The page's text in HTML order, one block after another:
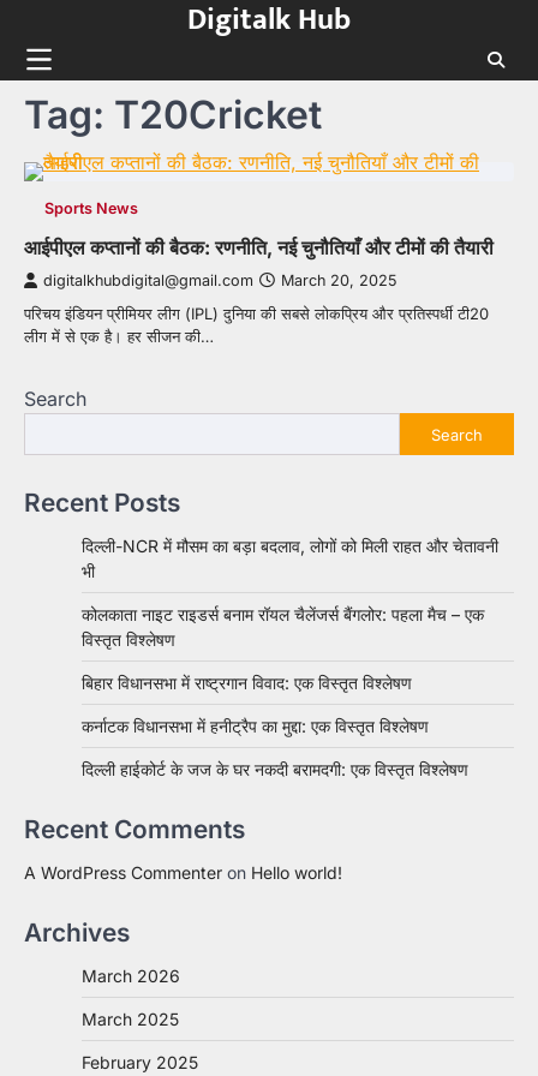
content
Digitalk Hub
Tag: T20Cricket
Sports News
आईपीएल कप्तानों की बैठक: रणनीति, नई चुनौतियाँ और टीमों की तैयारी
digitalkhubdigital@gmail.com March 20, 2025
परिचय इंडियन प्रीमियर लीग (IPL) दुनिया की सबसे लोकप्रिय और प्रतिस्पर्धी टी20
लीग में से एक है। हर सीजन की…
Search
Search
Recent Posts
दिल्ली-NCR में मौसम का बड़ा बदलाव, लोगों को मिली राहत और चेतावनी
भी
कोलकाता नाइट राइडर्स बनाम रॉयल चैलेंजर्स बैंगलोर: पहला मैच – एक
विस्तृत विश्लेषण
बिहार विधानसभा में राष्ट्रगान विवाद: एक विस्तृत विश्लेषण
कर्नाटक विधानसभा में हनीट्रैप का मुद्दा: एक विस्तृत विश्लेषण
दिल्ली हाईकोर्ट के जज के घर नकदी बरामदगी: एक विस्तृत विश्लेषण
Recent Comments
A WordPress Commenter on Hello world!
Archives
March 2026
March 2025
February 2025